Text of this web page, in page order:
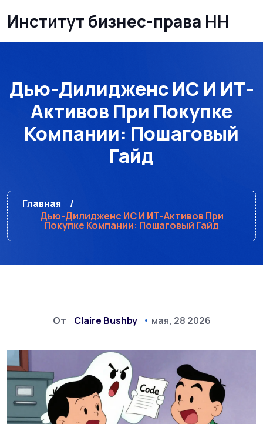
Институт бизнес-права НН
Дью-Дилидженс ИС И ИТ-
Активов При Покупке
Компании: Пошаговый
Гайд
Главная
Дью-Дилидженс ИС И ИТ-Активов При
Покупке Компании: Пошаговый Гайд
От Claire Bushby мая, 28 2026